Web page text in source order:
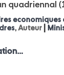
quadriennal
economiques
, Auteur